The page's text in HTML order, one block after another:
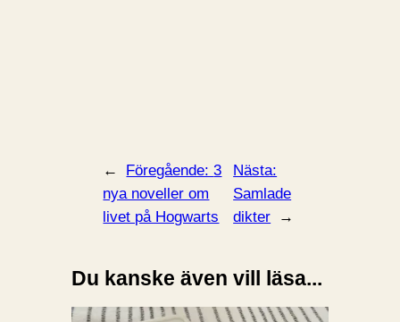
← Föregående:3
nya noveller om
livet på Hogwarts
Nästa:
Samlade
dikter
→
Du kanske även vill läsa...